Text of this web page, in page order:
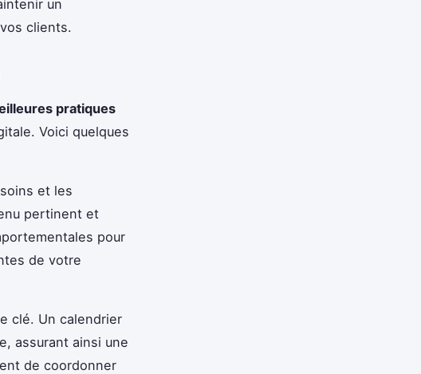
un
clients.
pratiques
Voici quelques
et les
pertinent et
pour
de votre
clé. Un calendrier
assurant ainsi une
de coordonner